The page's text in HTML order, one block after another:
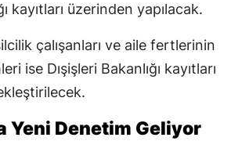
kayıtları üzerinden yapılacak.
çalışanları ve aile fertlerinin
ise Dışişleri Bakanlığı kayıtları
Yeni Denetim Geliyor